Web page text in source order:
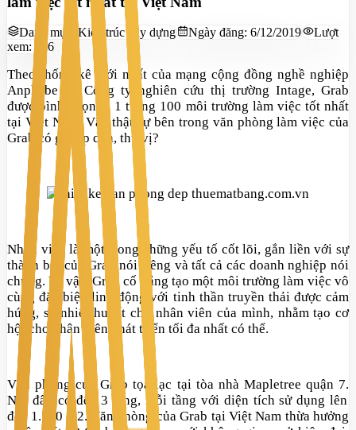
Danh mục: Kiến trúc xây dựng Ngày đăng: 6/12/2019
Lượt
xem: 726
Theo thống kê mới nhất của mạng cộng đồng nghề nghiệp
Anphabe và Công ty nghiên cứu thị trường Intage, Grab
được bình chọn là 1 trong 100 môi trường làm việc tốt nhất
tại Việt Nam. Vậ
y thật sự bên trong văn phòng làm việc của
Grab có gì hấp dẫn, thú vị?
Nhân viên là một trong những yếu tố cốt lõi, gắn liền với sự
thành bại của Grab nói riêng và tất cả các doanh nghiệp nói
chung. Vì vậy, Grab cố gắng tạo một môi trường làm việc vô
cùng đặc biệt, linh động với tinh thần truyền thải được cảm
hứng, sự nhiệt huyết cho nhân viên của mình, nhằm tạo cơ
hội cho nhân viên phát triển tối đa nhất có thể.
Văn phòng của Grab tọa lạc tại tòa nhà Mapletree quận 7.
Nơi đây có đến 3 tầng, mỗi tầng với diện tích sử dụng lên
đến 1.500 m2. Văn phòng
của Grab tại Việt Nam thừa hưởng